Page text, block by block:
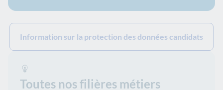
Information sur la protection des données candidats
Toutes nos filières métiers